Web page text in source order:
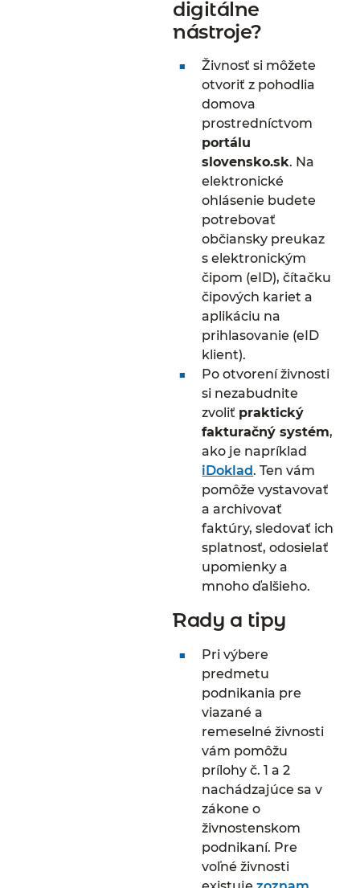
digitálne
nástroje?
Živnosť si môžete
otvoriť z pohodlia
domova
prostredníctvom
portálu
slovensko.sk. Na
elektronické
ohlásenie budete
potrebovať
občiansky preukaz
s elektronickým
čipom (eID), čítačku
čipových kariet a
aplikáciu na
prihlasovanie (eID
klient).
Po otvorení živnosti
si nezabudnite
zvoliť praktický
fakturačný systém,
ako je napríklad
iDoklad. Ten vám
pomôže vystavovať
a archivovať
faktúry, sledovať ich
splatnosť, odosielať
upomienky a
mnoho ďalšieho.
Rady a tipy
Pri výbere
predmetu
podnikania pre
viazané a
remeselné živnosti
vám pomôžu
prílohy č. 1 a 2
nachádzajúce sa v
zákone o
živnostenskom
podnikaní. Pre
voľné živnosti